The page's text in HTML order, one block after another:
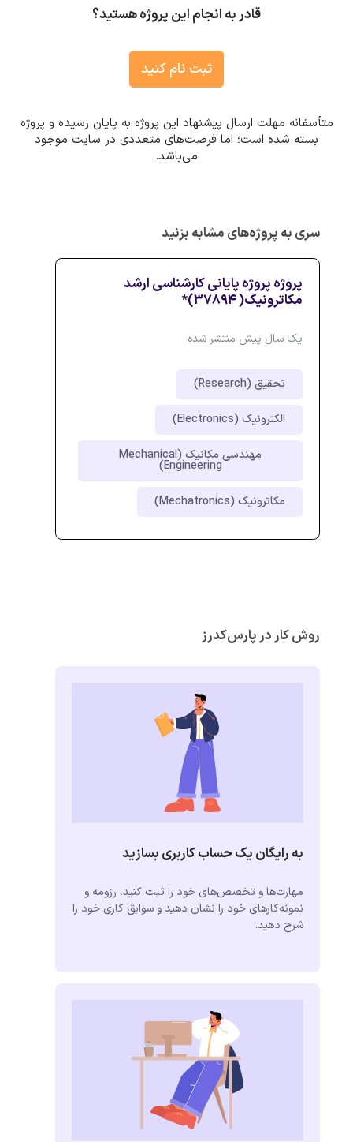
قادر به انجام این پروژه هستید؟
ثبت نام کنید
متأسفانه مهلت ارسال پیشنهاد این پروژه به پایان رسیده و پروژه
بسته شده است؛ اما فرصت‌های متعددی در سایت موجود
می‌باشد.
سری به پروژه‌های مشابه بزنید
پروژه پروژه پایانی کارشناسی ارشد
مکاترونیک( 37894)*
یک سال پیش منتشر شده
تحقیق (Research)
الکترونیک (Electronics)
مهندسی مکانیک (Mechanical
Engineering)
مکاترونیک (Mechatronics)
روش کار در پارس‌کدرز
به رایگان یک حساب کاربری بسازید
مهارت‌ها و تخصص‌های خود را ثبت کنید، رزومه و
نمونه‌کارهای خود را نشان دهید و سوابق کاری خود را
شرح دهید.